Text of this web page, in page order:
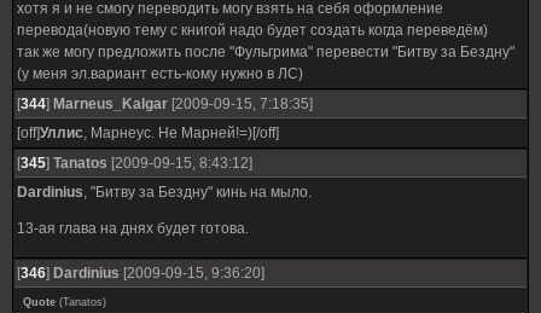
хотя я и не смогу переводить могу взять на себя оформление
перевода(новую тему с книгой надо будет создать когда переведём)
так же могу предложить после "Фульгрима" перевести "Битву за Бездну"
(у меня эл.вариант есть-кому нужно в ЛС)
[344] Marneus_Kalgar [2009-09-15, 7:18:35]
[off]Уллис, Марнеус. Не Марней!=)[/off]
[345] Tanatos [2009-09-15, 8:43:12]
Dardinius, "Битву за Бездну" кинь на мыло.
13-ая глава на днях будет готова.
[346] Dardinius [2009-09-15, 9:36:20]
Quote (Tanatos)